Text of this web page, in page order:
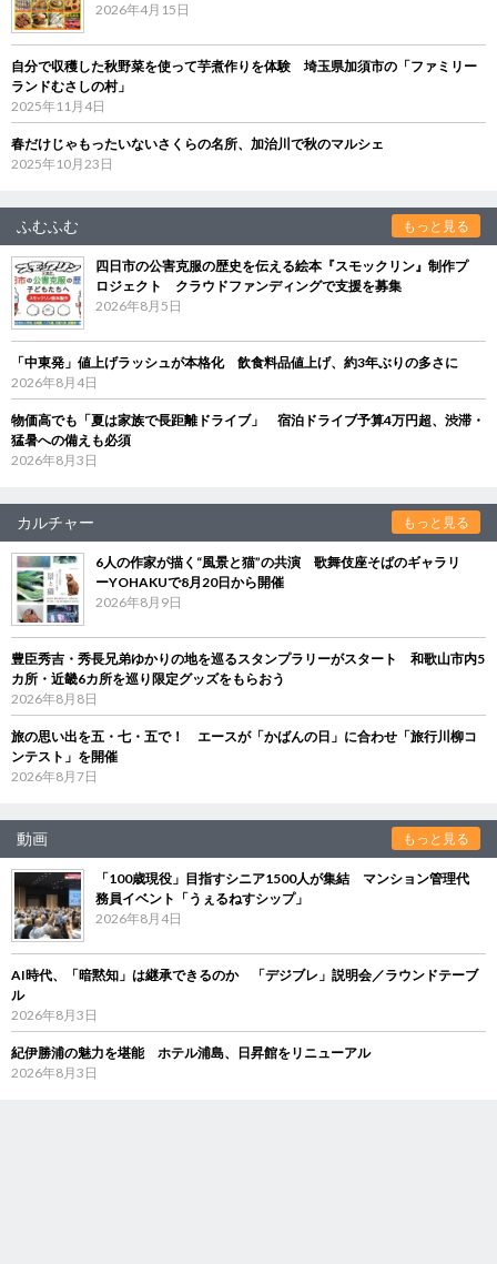
2026年4月15日
自分で収穫した秋野菜を使って芋煮作りを体験 埼玉県加須市の「ファミリー
ランドむさしの村」
2025年11月4日
春だけじゃもったいないさくらの名所、加治川で秋のマルシェ
2025年10月23日
ふむふむ もっと見る
四日市の公害克服の歴史を伝える絵本『スモックリン』制作プ
ロジェクト クラウドファンディングで支援を募集
2026年8月5日
「中東発」値上げラッシュが本格化 飲食料品値上げ、約3年ぶりの多さに
2026年8月4日
物価高でも「夏は家族で長距離ドライブ」 宿泊ドライブ予算4万円超、渋滞・
猛暑への備えも必須
2026年8月3日
カルチャー もっと見る
6人の作家が描く“風景と猫”の共演 歌舞伎座そばのギャラリ
ーYOHAKUで8月20日から開催
2026年8月9日
豊臣秀吉・秀長兄弟ゆかりの地を巡るスタンプラリーがスタート 和歌山市内5
カ所・近畿6カ所を巡り限定グッズをもらおう
2026年8月8日
旅の思い出を五・七・五で！ エースが「かばんの日」に合わせ「旅行川柳コ
ンテスト」を開催
2026年8月7日
動画 もっと見る
「100歳現役」目指すシニア1500人が集結 マンション管理代
務員イベント「うぇるねすシップ」
2026年8月4日
AI時代、「暗黙知」は継承できるのか 「デジブレ」説明会／ラウンドテーブ
ル
2026年8月3日
紀伊勝浦の魅力を堪能 ホテル浦島、日昇館をリニューアル
2026年8月3日